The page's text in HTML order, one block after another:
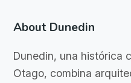
About Dunedin
Dunedin, una histórica
Otago, combina